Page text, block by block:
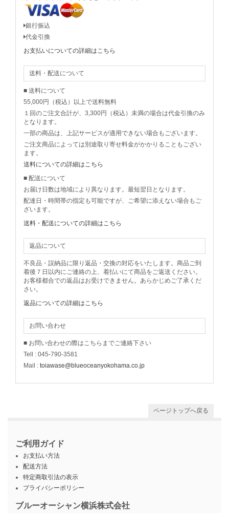
銀行振込
代金引換
お支払いについての詳細はこちら
送料・配送について
■ 送料について
55,000円（税込）以上で送料無料
１回のご注文合計が、3,300円（税込）未満の場合は代金引換のみ
となります。
一部の商品は、上記サービスが適用できない場合もございます。
ご注文商品によっては別途取り寄せ料金がかかりることもござい
ます。
送料についての詳細はこちら
■ 配送について
お届け日数は地域により異なります。最短翌日となります。
配達日・時間帯の指定も可能ですが、ご希望に添えない場合もご
ざいます。
送料・配送についての詳細はこちら
返品について
不良品・誤納品に限り返品・交換の対応をいたします。商品ご到
着後７日以内にご連絡の上、着払いにて商品をご返送ください。
お客様都合での返品はお受けできません。あらかじめご了承くだ
さい。
返品についての詳細はこちら
お問い合わせ
■ お問い合わせの際はこちらまでご連絡下さい
Tell : 045-790-3581
Mail : toiawase@blueoceanyokohama.co.jp
ページトップへ戻る
ご利用ガイド
お支払い方法
配送方法
特定商取引法の表示
プライバシーポリシー
ブルーオーシャン横浜株式会社